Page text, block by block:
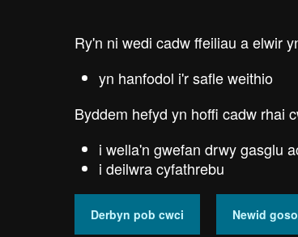
Ry'n ni wedi cadw ffeiliau a elwir
yn hanfodol i'r safle weithio
Byddem hefyd yn hoffi cadw rhai
i wella'n gwefan drwy gasglu
i deilwra cyfathrebu
Derbyn pob cwci Newid